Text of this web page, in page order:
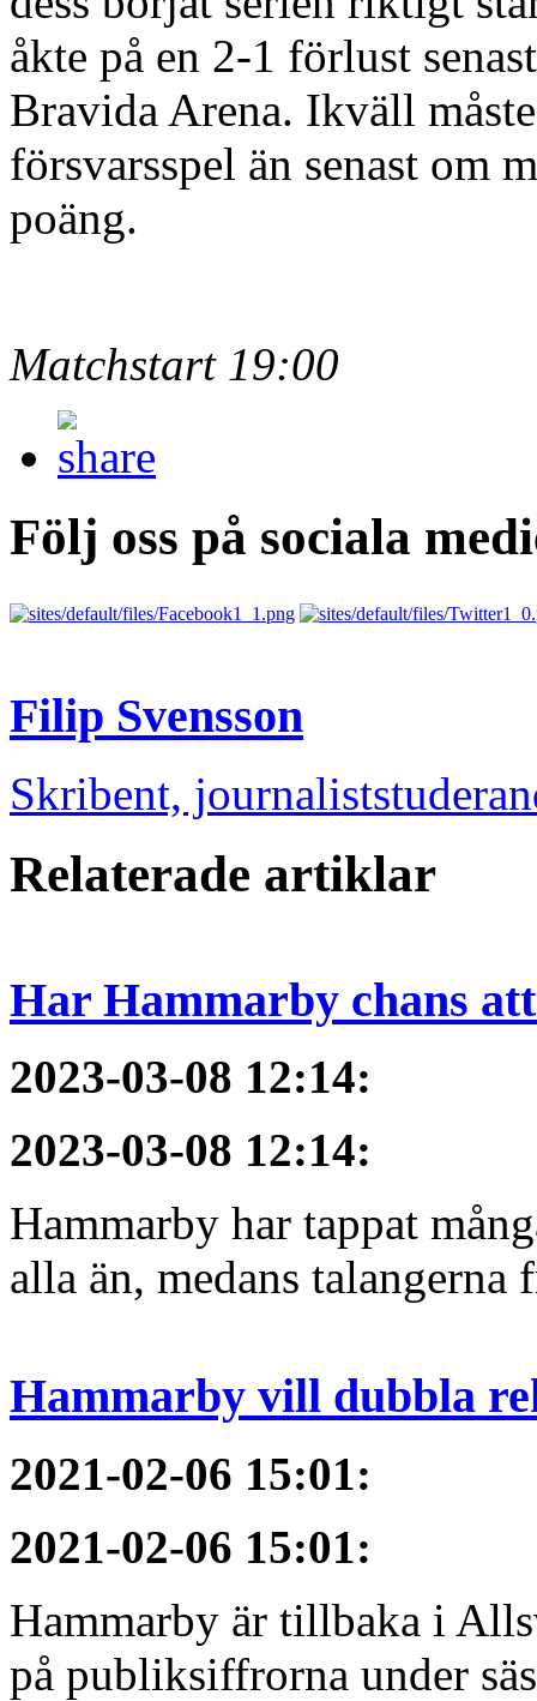
åkte på en 2-1 förlust
Bravida Arena. Ikväll
försvarsspel än senast om
poäng.
Matchstart 19:00
Följ oss på sociala
Filip Svensson
Skribent,
Relaterade artiklar
Har Hammarby chans
2023-03-08 12:14:
2023-03-08 12:14:
Hammarby har tappat
alla än, medans talangerna
Hammarby vill dubbla
2021-02-06 15:01:
2021-02-06 15:01:
Hammarby är tillbaka i
på publiksiffrorna under